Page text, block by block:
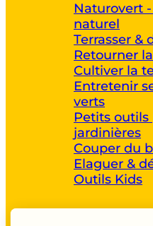
Naturovert
naturel
Terrasser &
Retourner
Cultiver la
Entretenir
verts
Petits outils
jardinières
Couper du
Elaguer &
Outils Kids